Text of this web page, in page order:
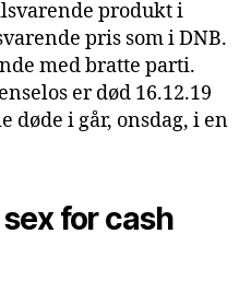
produkt i
pris som i DNB.
med bratte parti.
er død 16.12.19
døde i går, onsdag, i en
for cash